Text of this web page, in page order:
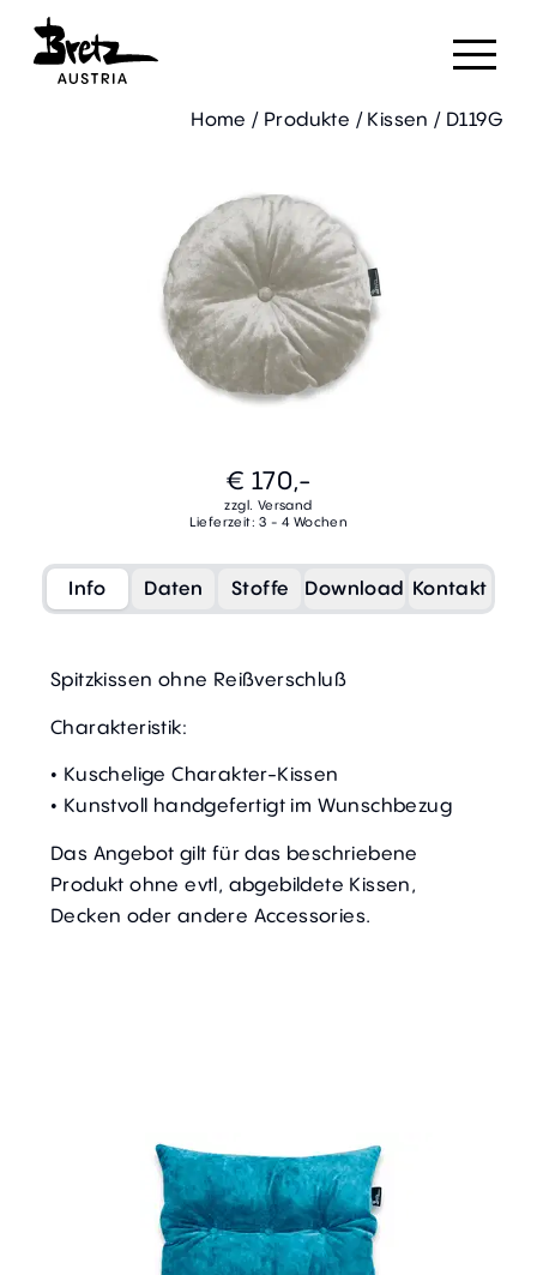
Home / Produkte / Kissen / D119G
€ 170,-
zzgl. Versand
Lieferzeit: 3 - 4 Wochen
Info Daten Stoffe Download Kontakt
Spitzkissen ohne Reißverschluß
Charakteristik:
• Kuschelige Charakter-Kissen
• Kunstvoll handgefertigt im Wunschbezug
Das Angebot gilt für das beschriebene
Produkt ohne evtl, abgebildete Kissen,
Decken oder andere Accessories.